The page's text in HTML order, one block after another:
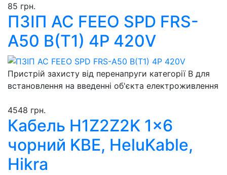
85 грн.
ПЗІП AC FEEO SPD FRS-
A50 B(Т1) 4P 420V
Пристрій захисту від перенапруги категорії В для
встановлення на введенні об'єкта електроживлення
4548 грн.
Кабель H1Z2Z2K 1x6
чорний KBE, HeluKable,
Hikra